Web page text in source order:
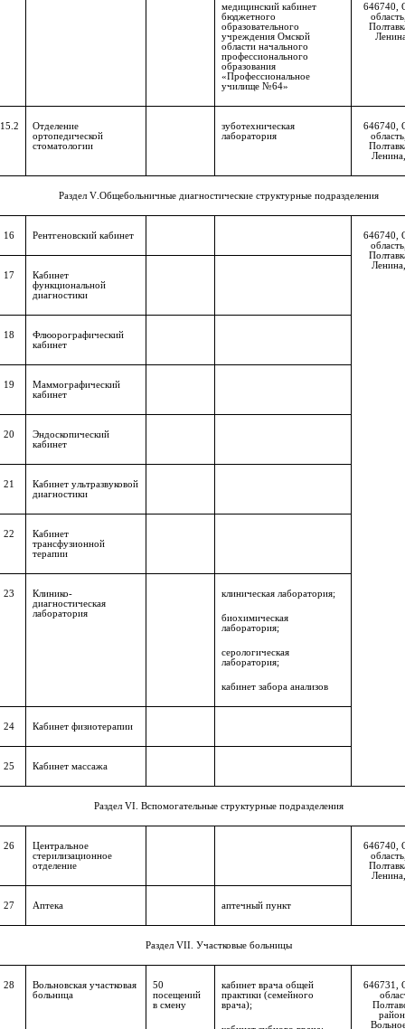
медицинский кабинет
бюджетного
образовательного
учреждения Омской
области начального
профессионального
образования
«Профессиональное
училище №64»
646740,
15.2
Отделение
ортопедической
стоматологии
зуботехническая
лаборатория
646740,
Раздел V.Общебольничные диагностические структурные подразделения
16 Рентгеновский кабинет
646740,
17
Кабинет
функциональной
диагностики
18
Флюорографический
кабинет
19
Маммографический
кабинет
20
Эндоскопический
кабинет
21
Кабинет ультразвуковой
диагностики
22
Кабинет
трансфузионной
терапии
23
Клинико-
диагностическая
лаборатория
клиническая лаборатория;
биохимическая
лаборатория;
серологическая
лаборатория;
кабинет забора анализов
24 Кабинет физиотерапии
25 Кабинет массажа
Раздел VI. Вспомогательные структурные подразделения
26
Центральное
стерилизационное
отделение
646740,
27 Аптека аптечный пункт
Раздел VII. Участковые больницы
28
Вольновская участковая
больница
50
посещений
в смену
кабинет врача общей
практики (семейного
врача);
646731,